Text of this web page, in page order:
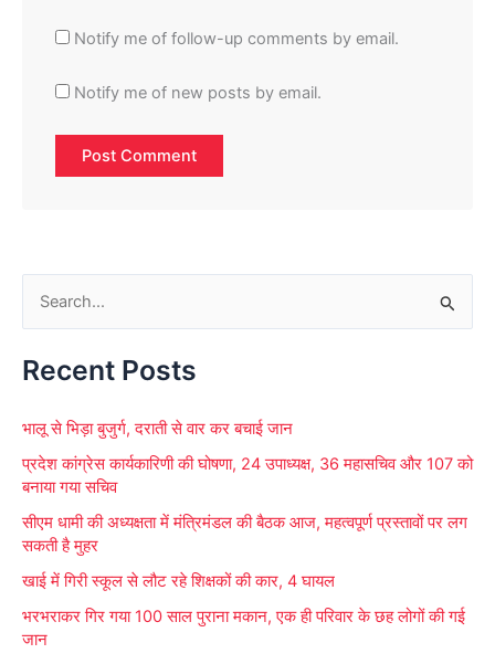
Notify me of follow-up comments by email.
Notify me of new posts by email.
a
c
h
o
Recent Posts
भालू से भिड़ा बुजुर्ग, दराती से वार कर बचाई जान
प्रदेश कांग्रेस कार्यकारिणी की घोषणा, 24 उपाध्यक्ष, 36 महासचिव और 107 को
बनाया गया सचिव
सीएम धामी की अध्यक्षता में मंत्रिमंडल की बैठक आज, महत्वपूर्ण प्रस्तावों पर लग
सकती है मुहर
खाई में गिरी स्कूल से लौट रहे शिक्षकों की कार, 4 घायल
भरभराकर गिर गया 100 साल पुराना मकान, एक ही परिवार के छह लोगों की गई
जान